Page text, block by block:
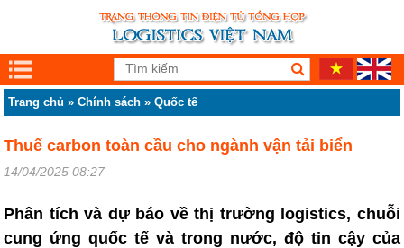
Trang chủ »Chính sách »Quốc tế
Thuế carbon toàn cầu cho ngành vận tải biển
14/04/2025 08:27
Phân tích và dự báo về thị trường logistics, chuỗi
cung ứng quốc tế và trong nước, độ tin cậy của